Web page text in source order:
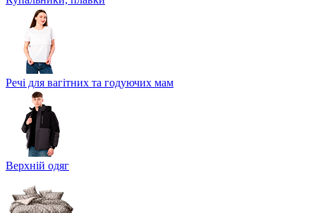
Речі для вагітних та годуючих мам
Верхній одяг